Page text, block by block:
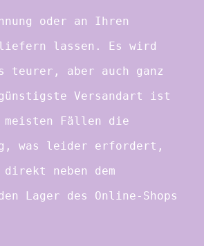
oder an Ihren
lassen. Es wird
teurer, aber auch ganz
Versandart ist
meisten Fällen die
was leider erfordert,
neben dem
Lager des Online-Shops